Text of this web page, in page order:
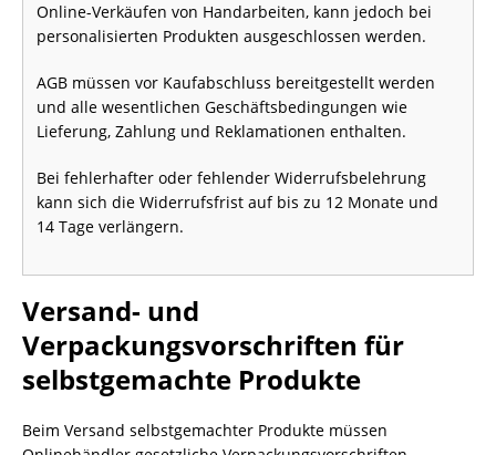
Online-Verkäufen von Handarbeiten, kann jedoch bei
personalisierten Produkten ausgeschlossen werden.
AGB müssen vor Kaufabschluss bereitgestellt werden
und alle wesentlichen Geschäftsbedingungen wie
Lieferung, Zahlung und Reklamationen enthalten.
Bei fehlerhafter oder fehlender Widerrufsbelehrung
kann sich die Widerrufsfrist auf bis zu 12 Monate und
14 Tage verlängern.
Versand- und
Verpackungsvorschriften für
selbstgemachte Produkte
Beim Versand selbstgemachter Produkte müssen